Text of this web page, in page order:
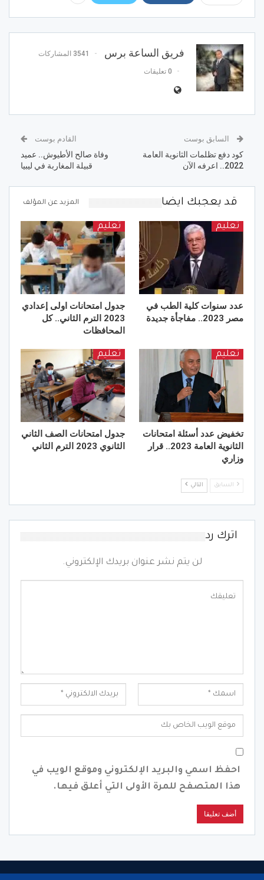
فريق الساعة برس 3541 المشاركات
0 تعليقات
السابق بوست
كود دفع تظلمات الثانوية العامة
2022.. اعرفه الآن
القادم بوست
وفاة صالح الأطيوش.. عميد
قبيلة المغاربة في ليبيا
قد يعجبك ايضا المزيد عن المؤلف
تعليم
عدد سنوات كلية الطب في
مصر 2023.. مفاجأة جديدة
تعليم
جدول امتحانات اولى إعدادي
2023 الترم الثاني.. كل
المحافظات
تعليم
تخفيض عدد أسئلة امتحانات
الثانوية العامة 2023.. قرار
وزاري
تعليم
جدول امتحانات الصف الثاني
الثانوي 2023 الترم الثاني
السابق التالي
اترك رد
لن يتم نشر عنوان بريدك الإلكتروني.
احفظ اسمي والبريد الإلكتروني وموقع الويب في
هذا المتصفح للمرة الأولى التي أعلق فيها.